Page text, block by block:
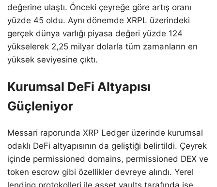
değerine ulaştı. Önceki çeyreğe göre artış oranı
yüzde 45 oldu. Aynı dönemde XRPL üzerindeki
gerçek dünya varlığı piyasa değeri yüzde 124
yükselerek 2,25 milyar dolarla tüm zamanların en
yüksek seviyesine çıktı.
Kurumsal DeFi Altyapısı
Güçleniyor
Messari raporunda XRP Ledger üzerinde kurumsal
odaklı DeFi altyapısının da geliştiği belirtildi. Çeyrek
içinde permissioned domains, permissioned DEX ve
token escrow gibi özellikler devreye alındı. Yerel
lending protokolleri ile asset vaults tarafında ise